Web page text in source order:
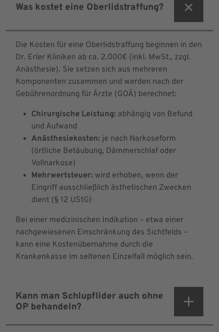
Was kostet eine Oberlidstraffung?
Die Kosten für eine Oberlidstraffung beginnen in den
Dr. Erler Kliniken ab ca. 2.000€ (inkl. MwSt., zzgl.
Anästhesie). Sie setzen sich aus mehreren
Komponenten zusammen und werden nach der
Gebührenordnung für Ärzte (GOÄ) berechnet:
Chirurgische Leistung: abhängig von Befund
und Aufwand
Anästhesiekosten: je nach Narkoseform
(örtliche Betäubung, Dämmerschlaf oder
Vollnarkose)
Mehrwertsteuer: wird erhoben, wenn der
Eingriff ausschließlich ästhetischen Zwecken
dient (§ 12 UStG)
Bei einer medizinischen Indikation – etwa einer
nachgewiesenen Einschränkung des Sichtfelds –
kann eine Kostenübernahme durch die
Krankenkasse im seltenen Einzelfall möglich sein.
Kann man Schlupflider auch ohne
OP behandeln?